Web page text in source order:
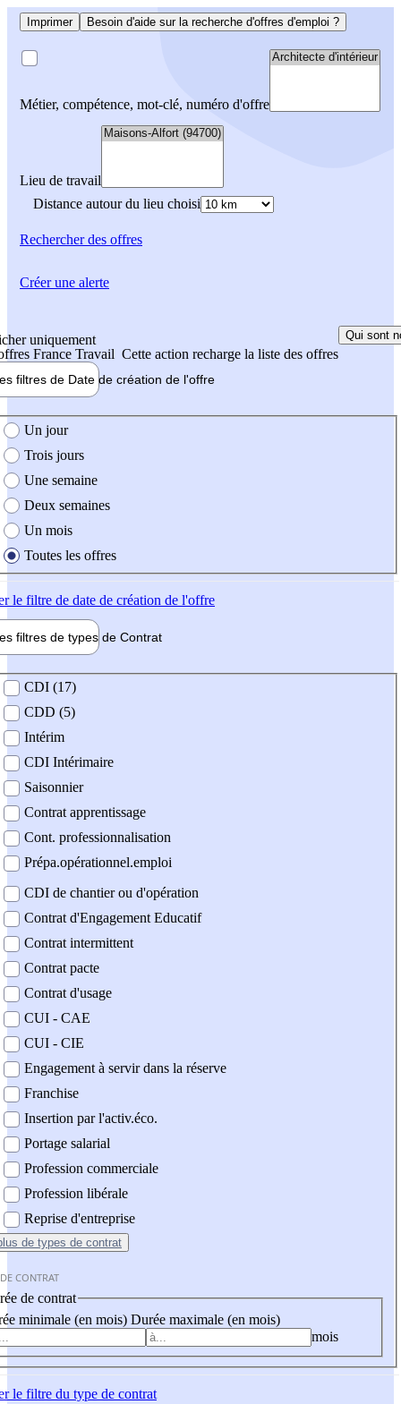
Imprimer Besoin d'aide sur la recherche d'offres d'emploi ?
Métier, compétence, mot-clé, numéro d'offre
Lieu de travail
Distance autour du lieu choisi
Rechercherdes offres
uniquement
France Travail Cette action recharge la liste des offres
Qui sont
filtres de Date de création de l'offre
création de l'offre
Un jour
Trois jours
Une semaine
Deux semaines
Un mois
Toutes les offres
le filtre de date de création de l'offre
filtres de types de Contrat
contrat
CDI (17)
CDD (5)
Intérim
CDI Intérimaire
Saisonnier
Contrat apprentissage
Cont. professionnalisation
Prépa.opérationnel.emploi
CDI de chantier ou d'opération
Contrat d'Engagement Educatif
Contrat intermittent
Contrat pacte
Contrat d'usage
CUI - CAE
CUI - CIE
Engagement à servir dans la réserve
Franchise
Insertion par l'activ.éco.
Portage salarial
Profession commerciale
Profession libérale
Reprise d'entreprise
de types de contrat
CONTRAT
de contrat
minimale (en mois) Durée maximale (en mois)
mois
le filtre du type de contrat
Créer une alerte